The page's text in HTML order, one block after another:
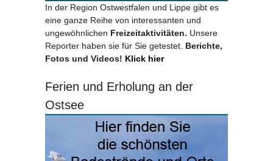
In der Region Ostwestfalen und Lippe gibt es
eine ganze Reihe von interessanten und
ungewöhnlichen Freizeitaktivitäten. Unsere
Reporter haben sie für Sie getestet. Berichte,
Fotos und Videos! Klick hier
Ferien und Erholung an der
Ostsee